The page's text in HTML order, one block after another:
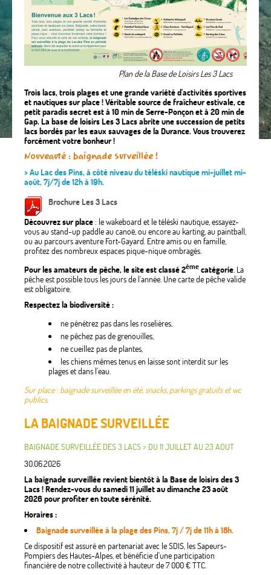
Plan de la Base de Loisirs Les 3 Lacs
Trois lacs, trois plages et une grande variété d'activités sportives
et nautiques sur place ! Véritable source de fraîcheur estivale, ce
petit paradis secret est à 10 min de Serre-Ponçon et à 20 min de
Gap. La base de loisirs Les 3 Lacs abrite une succession de petits
lacs bordés par les eaux sauvages de la Durance. Vous trouverez
forcément votre bonheur !
Nouveauté : baignade surveillée !
> Au Lac des Pins, à côté niveau du téléski nautique mi-juillet mi-
août, 7j/7j de 12h à 19h.
Brochure Les 3 Lacs
Découvrez sur place : le wakeboard et le téléski nautique, essayez-
vous au stand-up paddle au canoë, ou encore au karting, au paintball,
ou au parcours aventure Fort-Gayard. Entre amis ou en famille,
profitez des nombreux espaces pique-nique ombragés.
Pour les amateurs de pêche, le site est classé 2ème catégorie. La
pêche est possible tous les jours de l’année. Une carte de pêche valide
est obligatoire.
Respectez la biodiversité :
ne pénétrez pas dans les roselières,
ne pêchez pas de grenouilles,
ne cueillez pas de plantes,
les chiens mêmes tenus en laisse sont interdit sur les
plages et dans l'eau.
Sur place : baignade surveillée en été, snacks, parkings gratuits et wc
publics.
LA BAIGNADE SURVEILLÉE
BAIGNADE SURVEILLÉE DES 3 LACS > DU 11 JUILLET AU 23 AOUT
30.06.2026
La baignade surveillée revient bientôt à la Base de loisirs des 3
Lacs ! Rendez-vous du samedi 11 juillet au dimanche 23 août
2026 pour profiter en toute sérénité.
Horaires :
Baignade surveillée à la plage des Pins, 7j / 7j de 11h à 18h.
Ce dispositif est assuré en partenariat avec le SDIS, les Sapeurs-
Pompiers des Hautes-Alpes, et bénéficie d'une participation
financière de notre collectivité à hauteur de 7 000 € TTC.